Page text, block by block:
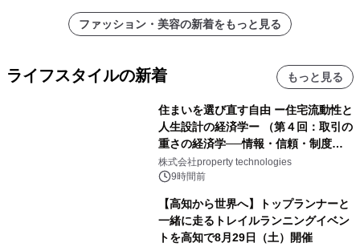
ファッション・美容の新着をもっと見る
ライフスタイルの新着 もっと見る
住まいを選び直す自由 ー住宅流動性と
人生設計の経済学ー （第４回：取引の
重さの経済学──情報・信頼・制度を
PropTechはどう組み替えるか）｜
PropTech-Lab
株式会社property technologies
9時間前
【高知から世界へ】トップランナーと
一緒に走るトレイルランニングイベン
トを高知で8月29日（土）開催